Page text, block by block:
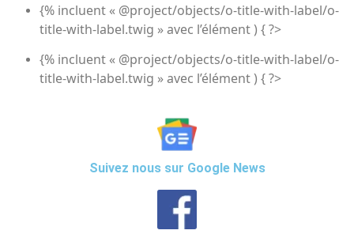
{% incluent « @project/objects/o-title-with-label/o-
title-with-label.twig » avec l’élément ) { ?>
{% incluent « @project/objects/o-title-with-label/o-
title-with-label.twig » avec l’élément ) { ?>
Suivez nous sur Google News